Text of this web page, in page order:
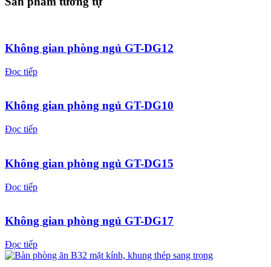
Không gian phòng ngủ GT-DG12
Đọc tiếp
Không gian phòng ngủ GT-DG10
Đọc tiếp
Không gian phòng ngủ GT-DG15
Đọc tiếp
Không gian phòng ngủ GT-DG17
Đọc tiếp